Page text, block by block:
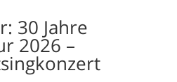
30 Jahre
2026 –